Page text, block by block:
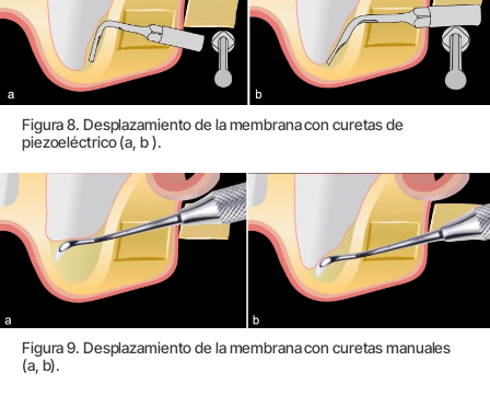
Figura 8. Desplazamiento de la membrana con curetas de
piezoeléctrico (a, b ).
Figura 9. Desplazamiento de la membrana con curetas manuales
(a, b).